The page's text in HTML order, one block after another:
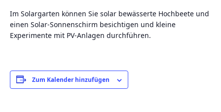
Im Solargarten können Sie solar bewässerte Hochbeete und
einen Solar-Sonnenschirm besichtigen und kleine
Experimente mit PV-Anlagen durchführen.
Zum Kalender hinzufügen